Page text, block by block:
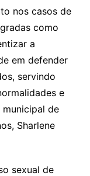
nos casos de
como
a
em defender
servindo
e
municipal de
Sharlene
sexual de